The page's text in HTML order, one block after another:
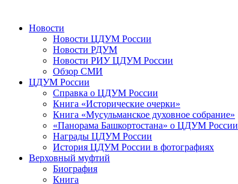
Новости
Новости ЦДУМ России
Новости РДУМ
Новости РИУ ЦДУМ России
Обзор СМИ
ЦДУМ России
Справка о ЦДУМ России
Книга «Исторические очерки»
Книга «Мусульманское духовное собрание»
«Панорама Башкортостана» о ЦДУМ России
Награды ЦДУМ России
История ЦДУМ России в фотографиях
Верховный муфтий
Биография
Книга